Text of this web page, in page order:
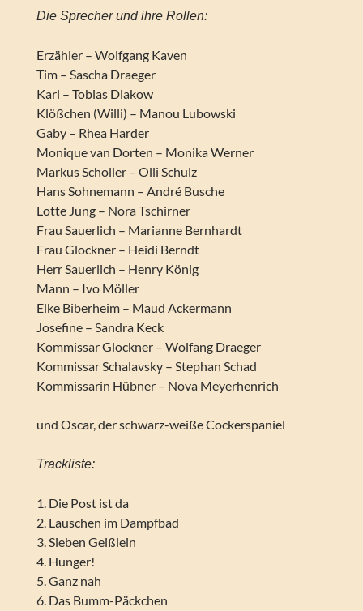
Die Sprecher und ihre Rollen:
Erzähler – Wolfgang Kaven
Tim – Sascha Draeger
Karl – Tobias Diakow
Klößchen (Willi) – Manou Lubowski
Gaby – Rhea Harder
Monique van Dorten – Monika Werner
Markus Scholler – Olli Schulz
Hans Sohnemann – André Busche
Lotte Jung – Nora Tschirner
Frau Sauerlich – Marianne Bernhardt
Frau Glockner – Heidi Berndt
Herr Sauerlich – Henry König
Mann – Ivo Möller
Elke Biberheim – Maud Ackermann
Josefine – Sandra Keck
Kommissar Glockner – Wolfang Draeger
Kommissar Schalavsky – Stephan Schad
Kommissarin Hübner – Nova Meyerhenrich
und Oscar, der schwarz-weiße Cockerspaniel
Trackliste:
1. Die Post ist da
2. Lauschen im Dampfbad
3. Sieben Geißlein
4. Hunger!
5. Ganz nah
6. Das Bumm-Päckchen